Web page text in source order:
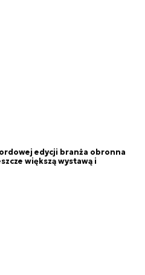
edycji branża obronna
większą wystawą i